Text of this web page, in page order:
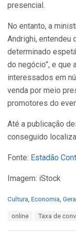
presencial.
No entanto, a
Andrighi, entendeu
determinado
do negócio”, e que
interessados em
venda por meio
promotores do
Até a publicação
conseguido
Fonte: Estadão
Imagem: iStock
C
Cultura, Economia,
online Taxa de